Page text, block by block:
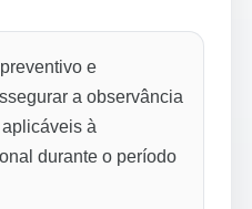
e
a observância
à
durante o período